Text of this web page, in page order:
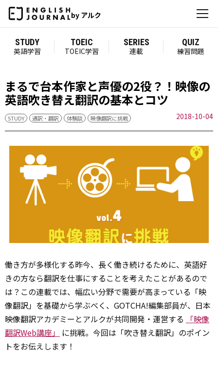
by アルク
STUDY
英語学習
TOEIC
TOEIC学習
SERIES
連載
QUIZ
練習問題
まるで台本作家と声優の2役？！映像の
英語吹き替え翻訳の基本とコツ
STUDY 通訳・翻訳 体験談 映像翻訳に挑戦 2018-10-04
働き方が多様化する昨今、長く働き続けるために、英語好
きの方なら翻訳を仕事にすることを考えたことがあるので
は？この連載では、幅広い分野で需要が高まっている「映
像翻訳」を基礎から学ぶべく、GOTCHA!編集部員が、日本
映像翻訳アカデミーとアルクが共同開発・運営する
「映像
翻訳Web講座」
に挑戦。今回は「吹き替え翻訳」のポイン
トをお伝えします！